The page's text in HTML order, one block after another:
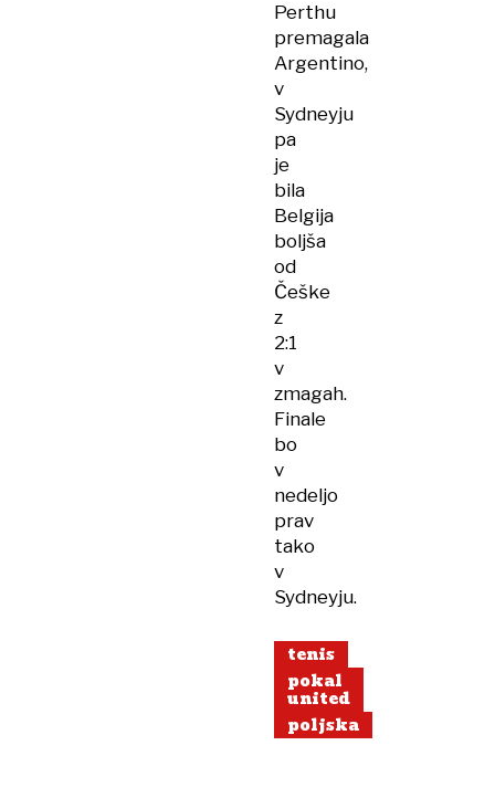
Perthu
premagala
Argentino,
v
Sydneyju
pa
je
bila
Belgija
boljša
od
Češke
z
2:1
v
zmagah.
Finale
bo
v
nedeljo
prav
tako
v
Sydneyju.
tenis
pokal
united
poljska